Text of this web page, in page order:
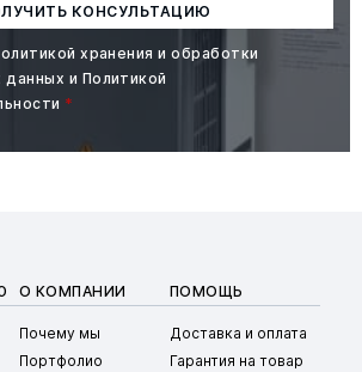
КОНСУЛЬТАЦИЮ
хранения и обработки
данных и Политикой
*
О КОМПАНИИ
Почему мы
Портфолио
ПОМОЩЬ
Доставка и оплата
Гарантия на товар